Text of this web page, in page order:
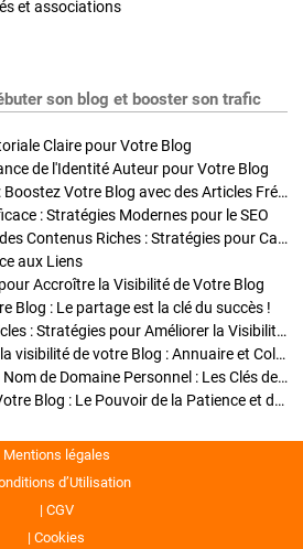
et associations
son blog et booster son trafic
Claire pour Votre Blog
de l'Identité Auteur pour Votre Blog
Stratégies de Publication : Boostez Votre Blog avec des Articles Fréquents et Exclusifs
: Stratégies Modernes pour le SEO
Enrichir Vos Articles avec des Contenus Riches : Stratégies pour Captiver et Optimiser
aux Liens
Accroître la Visibilité de Votre Blog
Blog : Le partage est la clé du succès !
Optimisation SEO des Articles : Stratégies pour Améliorer la Visibilité de Votre Blog
Stratégies pour améliorer la visibilité de votre Blog : Annuaire et Collaborations
Pourquoi Investir dans un Nom de Domaine Personnel : Les Clés de la Réussite de Votre Blog
Comment Faire Émerger Votre Blog : Le Pouvoir de la Patience et de la Persévérance
Mentions légales
d’Utilisation
CGV
Cookies